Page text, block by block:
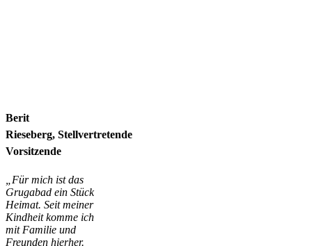
Berit
Rieseberg, Stellvertretende
Vorsitzende
„Für mich ist das
Grugabad ein Stück
Heimat. Seit meiner
Kindheit komme ich
mit Familie und
Freunden hierher.